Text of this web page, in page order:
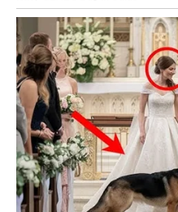
DJEVICA
Pred vama je dan tokom
svojoj intuiciji.
Jedna osoba možda skriva
vidjelo.
Istina vam donosi